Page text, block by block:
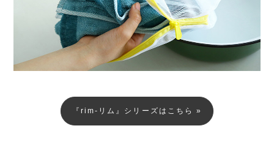
『rim-リム』シリーズはこちら »